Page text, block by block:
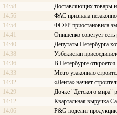
14:58
Доставляющих товары
14:56
ФАС признала
14:54
ФСФР приостановила
14:41
Онищенко советует
14:40
Депутаты Петербурга
14:38
Узбекистан
14:36
В Петербурге
14:33
Metro узаконило
14:32
«Лента» начнет
14:29
Дочке "Детского мира"
14:12
Квартальная выручка
14:06
P&G поделит